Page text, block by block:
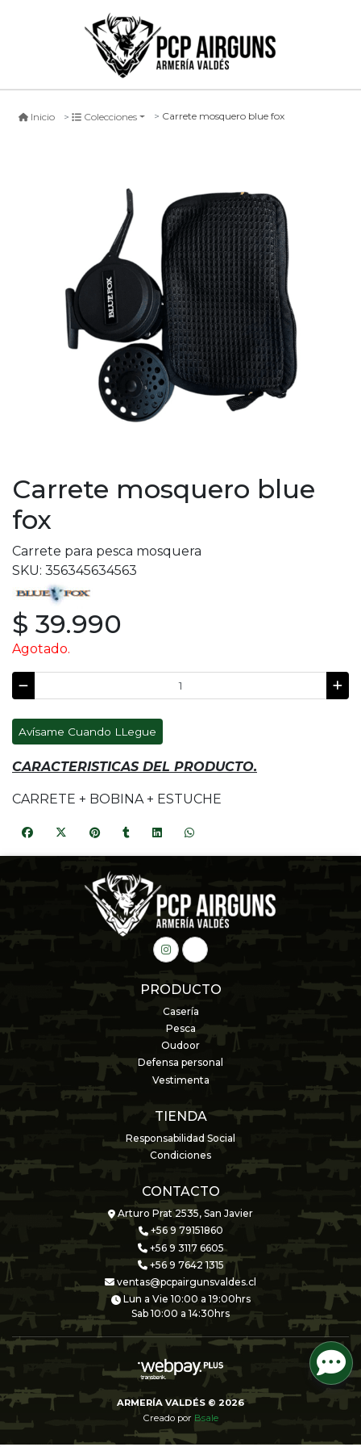
Inicio Colecciones Carrete mosquero blue fox
Carrete mosquero blue
fox
Carrete para pesca mosquera
SKU: 356345634563
$ 39.990
Agotado.
Avísame Cuando LLegue
CARACTERISTICAS DEL PRODUCTO.
CARRETE + BOBINA + ESTUCHE
PRODUCTO
Casería
Pesca
Oudoor
Defensa personal
Vestimenta
TIENDA
Responsabilidad Social
Condiciones
CONTACTO
Arturo Prat 2535, San Javier
+56 9 79151860
+56 9 3117 6605
+56 9 7642 1315
ventas@pcpairgunsvaldes.cl
Lun a Vie 10:00 a 19:00hrs
Sab 10:00 a 14:30hrs
ARMERÍA VALDÉS © 2026
Creado por Bsale